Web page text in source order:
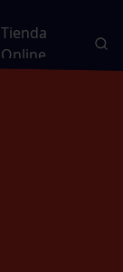
Tienda
Online